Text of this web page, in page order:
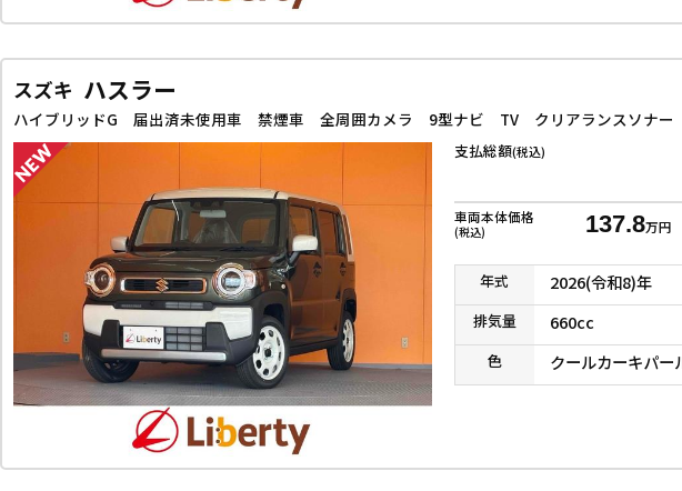
スズキ ハスラー
支払総額(税込)
車両本体価格
(税込) 137.8万円
年式 2026(令和8)年
排気量 660cc
色